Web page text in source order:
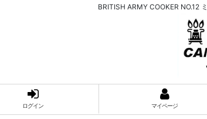
BRITISH ARMY COOKER NO.12
ログイン マイページ